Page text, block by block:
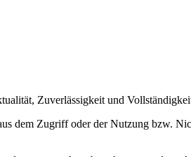
Zuverlässigkeit und
dem Zugriff oder der Nutzung bzw.